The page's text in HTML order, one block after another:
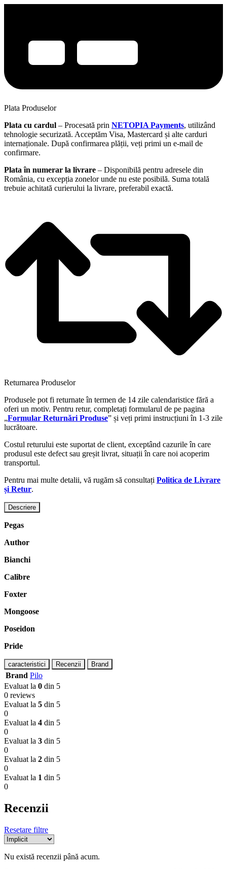
Plata Produselor
Plata cu cardul – Procesată prin NETOPIA Payments, utilizând
tehnologie securizată. Acceptăm Visa, Mastercard și alte carduri
internaționale. După confirmarea plății, veți primi un e-mail de
confirmare.
Plata în numerar la livrare – Disponibilă pentru adresele din
România, cu excepția zonelor unde nu este posibilă. Suma totală
trebuie achitată curierului la livrare, preferabil exactă.
Returnarea Produselor
Produsele pot fi returnate în termen de 14 zile calendaristice fără a
oferi un motiv. Pentru retur, completați formularul de pe pagina
„Formular Returnări Produse” și veți primi instrucțiuni în 1-3 zile
lucrătoare.
Costul returului este suportat de client, exceptând cazurile în care
produsul este defect sau greșit livrat, situații în care noi acoperim
transportul.
Pentru mai multe detalii, vă rugăm să consultați Politica de Livrare
și Retur.
Descriere
Pegas
Author
Bianchi
Calibre
Foxter
Mongoose
Poseidon
Pride
caracteristici Recenzii Brand
Brand Pilo
Evaluat la 0 din 5
0 reviews
Evaluat la 5 din 5
0
Evaluat la 4 din 5
0
Evaluat la 3 din 5
0
Evaluat la 2 din 5
0
Evaluat la 1 din 5
0
Recenzii
Resetare filtre
Nu există recenzii până acum.